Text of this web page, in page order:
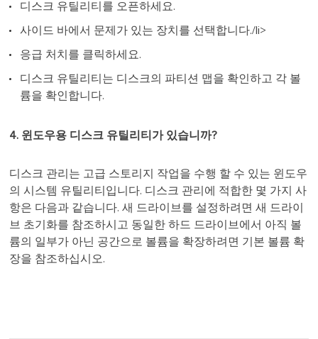
디스크 유틸리티를 오픈하세요.
사이드 바에서 문제가 있는 장치를 선택합니다./li>
응급 처치를 클릭하세요.
디스크 유틸리티는 디스크의 파티션 맵을 확인하고 각 볼
륨을 확인합니다.
4. 윈도우용 디스크 유틸리티가 있습니까?
디스크 관리는 고급 스토리지 작업을 수행 할 수 있는 윈도우
의 시스템 유틸리티입니다. 디스크 관리에 적합한 몇 가지 사
항은 다음과 같습니다. 새 드라이브를 설정하려면 새 드라이
브 초기화를 참조하시고 동일한 하드 드라이브에서 아직 볼
륨의 일부가 아닌 공간으로 볼륨을 확장하려면 기본 볼륨 확
장을 참조하십시오.